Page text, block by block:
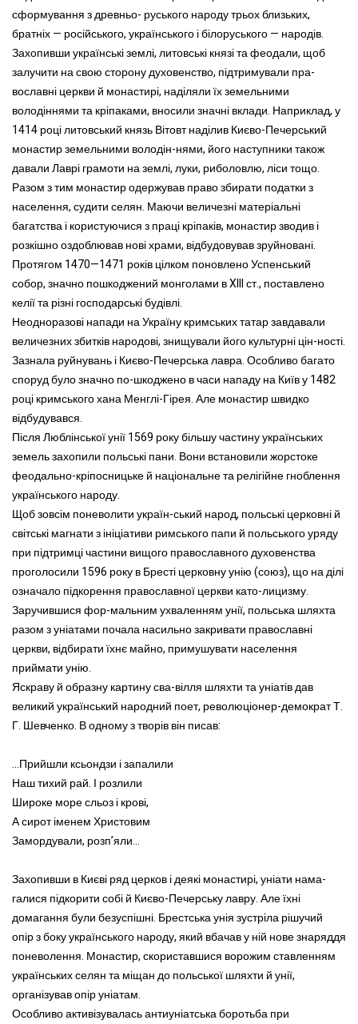
сформування з древньо- руського народу трьох близьких,
братніх — російського, українського і білоруського — народів.
Захопивши українські землі, литовські князі та феодали, щоб
залучити на свою сторону духовенство, підтримували пра-
вославні церкви й монастирі, наділяли їх земельними
володіннями та кріпаками, вносили значні вклади. Наприклад, у
1414 році литовський князь Вітовт наділив Києво-Печерський
монастир земельними володін-нями, його наступники також
давали Лаврі грамоти на землі, луки, риболовлю, ліси тощо.
Разом з тим монастир одержував право збирати податки з
населення, судити селян. Маючи величезні матеріальні
багатства і користуючися з праці кріпаків, монастир зводив і
розкішно оздоблював нові храми, відбудовував зруйновані.
Протягом 1470—1471 років цілком поновлено Успенський
собор, значно пошкоджений монголами в XIII ст., поставлено
келії та різні господарські будівлі.
Неодноразові напади на Україну кримських татар завдавали
величезних збитків народові, знищували його культурні цін-ності.
Зазнала руйнувань і Києво-Печерська лавра. Особливо багато
споруд було значно по-шкоджено в часи нападу на Київ у 1482
році кримського хана Менглі-Гірея. Але монастир швидко
відбудувався.
Після Люблінської унії 1569 року більшу частину українських
земель захопили польські пани. Вони встановили жорстоке
феодально-кріпосницьке й національне та релігійне гноблення
українського народу.
Щоб зовсім поневолити україн-ський народ, польські церковні й
світські магнати з ініціативи римського папи й польського уряду
при підтримці частини вищого православного духовенства
проголосили 1596 року в Бресті церковну унію (союз), що на ділі
означало підкорення православної церкви като-лицизму.
Заручившися фор-мальним ухваленням унії, польська шляхта
разом з уніатами почала насильно закривати православні
церкви, відбирати їхнє майно, примушувати населення
приймати унію.
Яскраву й образну картину сва-вілля шляхти та уніатів дав
великий український народний поет, революціонер-демократ Т.
Г. Шевченко. В одному з творів він писав:
...Прийшли ксьондзи і запалили
Наш тихий рай. І розлили
Широке море сльоз і крові,
А сирот іменем Христовим
Замордували, розп’яли...
Захопивши в Києві ряд церков і деякі монастирі, уніати нама-
галися підкорити собі й Києво-Печерську лавру. Але їхні
домагання були безуспішні. Брестська унія зустріла рішучий
опір з боку українського народу, який вбачав у ній нове знаряддя
поневолення. Монастир, скориставшися ворожим ставленням
українських селян та міщан до польської шляхти й унії,
організував опір уніатам.
Особливо активізувалась антиуніатська боротьба при